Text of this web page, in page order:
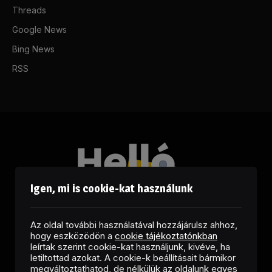
Threads
Google News
Bing News
RSS
FacebookLinkedInX RSS
Igen, mi is cookie-kat használunk
Az oldal további használatával hozzájárulsz ahhoz,
hogy eszközödön a cookie tájékoztatónkban
leírtak szerint cookie-kat használjunk, kivéve, ha
letiltottad azokat. A cookie-k beállításait bármikor
megváltoztathatod, de nélkülük az oldalunk egyes